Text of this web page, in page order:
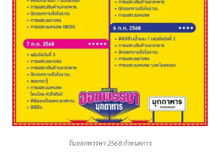
วันออกพรรษา 2568 กำหนดการ